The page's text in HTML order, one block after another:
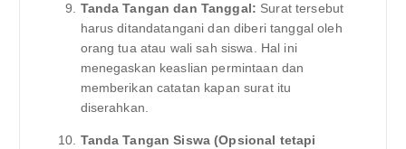
Tanda Tangan dan Tanggal: Surat tersebut
harus ditandatangani dan diberi tanggal oleh
orang tua atau wali sah siswa. Hal ini
menegaskan keaslian permintaan dan
memberikan catatan kapan surat itu
diserahkan.
Tanda Tangan Siswa (Opsional tetapi